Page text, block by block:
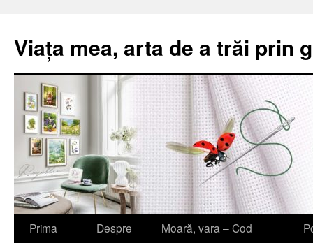
Viața mea, arta de a trăi prin
Sari
Prima
Despre
Moară, vara – Cod